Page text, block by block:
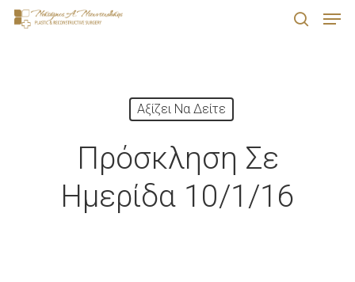
Skip
Αξίζει Να Δείτε
Πρόσκληση Σε
Ημερίδα 10/1/16